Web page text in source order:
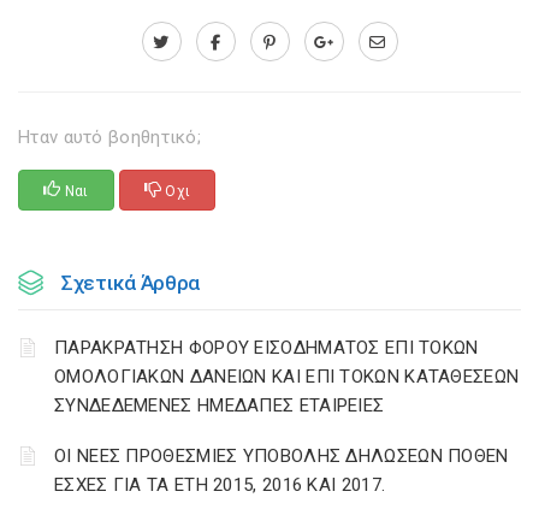
Ηταν αυτό βοηθητικό;
Ναι Οχι
Σχετικά Άρθρα
ΠΑΡΑΚΡΑΤΗΣΗ ΦΟΡΟΥ ΕΙΣΟΔΗΜΑΤΟΣ ΕΠΙ ΤΟΚΩΝ
ΟΜΟΛΟΓΙΑΚΩΝ ΔΑΝΕΙΩΝ ΚΑΙ ΕΠΙ ΤΟΚΩΝ ΚΑΤΑΘΕΣΕΩΝ
ΣΥΝΔΕΔΕΜΕΝΕΣ ΗΜΕΔΑΠΕΣ ΕΤΑΙΡΕΙΕΣ
ΟΙ ΝΕΕΣ ΠΡΟΘΕΣΜΙΕΣ ΥΠΟΒΟΛΗΣ ΔΗΛΩΣΕΩΝ ΠΟΘΕΝ
ΕΣΧΕΣ ΓΙΑ ΤΑ ΕΤΗ 2015, 2016 ΚΑΙ 2017.